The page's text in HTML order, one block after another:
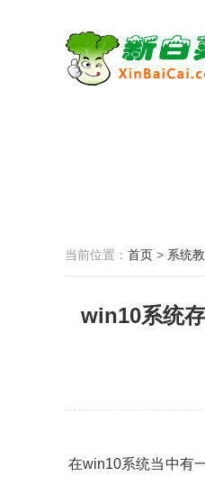
当前位置： 首页 > 系统
win10系统
在win10系统当中有